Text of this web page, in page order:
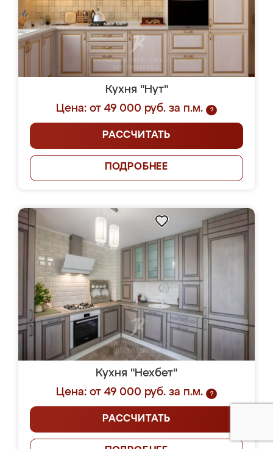
Кухня "Нут"
Цена: от 49 000 руб. за п.м.
?
РАССЧИТАТЬ
ПОДРОБНЕЕ
Кухня "Нехбет"
Цена: от 49 000 руб. за п.м.
?
РАССЧИТАТЬ